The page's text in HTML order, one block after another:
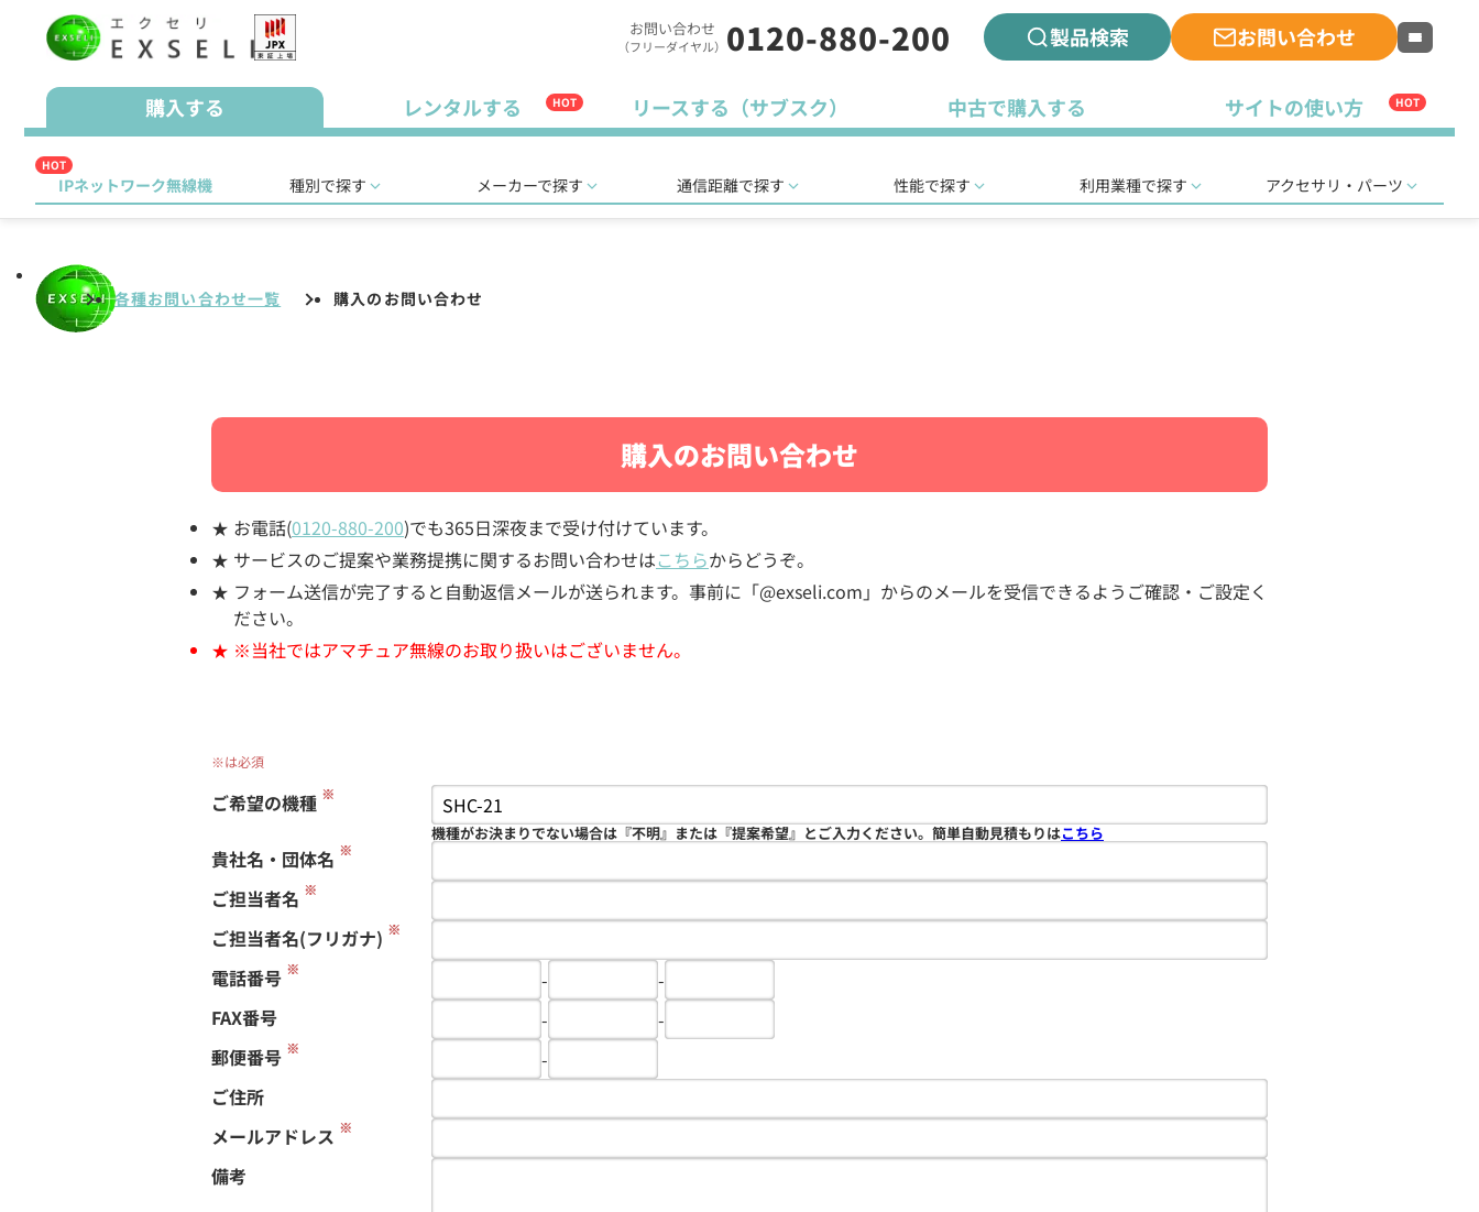
お問い合わせ
（フリーダイヤル） 0120-880-200 製品検索 お問い合わせ
購入する レンタルする HOT リースする（サブスク） 中古で購入する サイトの使い方 HOT
HOT
IPネットワーク無線機 種別で探す メーカーで探す 通信距離で探す 性能で探す 利用業種で探す アクセサリ・パーツ
各種お問い合わせ一覧 購入のお問い合わせ
購入のお問い合わせ
お電話(0120-880-200)でも365日深夜まで受け付けています。
サービスのご提案や業務提携に関するお問い合わせはこちらからどうぞ。
フォーム送信が完了すると自動返信メールが送られます。事前に「@exseli.com」からのメールを受信できるようご確認・ご設定く
ださい。
※当社ではアマチュア無線のお取り扱いはございません。
※は必須
ご希望の機種 ※
機種がお決まりでない場合は『不明』または『提案希望』とご入力ください。簡単自動見積もりはこちら
貴社名・団体名 ※
ご担当者名 ※
ご担当者名(フリガナ) ※
電話番号 ※ -
-
FAX番号
-
-
郵便番号 ※
-
ご住所
メールアドレス ※
備考